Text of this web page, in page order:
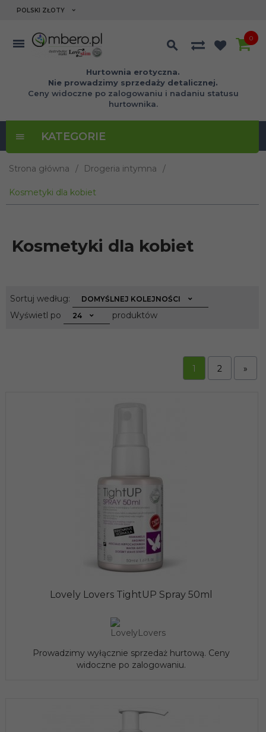
currency_h
POLSKI ZŁOTY
Hurtownia erotyczna.
Nie prowadzimy sprzedaży detalicznej.
Ceny widoczne po zalogowaniu i nadaniu statusu
hurtownika.
0
KATEGORIE
Strona główna Drogeria intymna
Kosmetyki dla kobiet
Kosmetyki dla kobiet
Sortuj według: sortDOMYŚLNEJ KOLEJNOŚCI
Wyświetl po pop
24 produktów
1 2 »
Lovely Lovers TightUP Spray 50ml
Prowadzimy wyłącznie sprzedaż hurtową. Ceny
widoczne po zalogowaniu.